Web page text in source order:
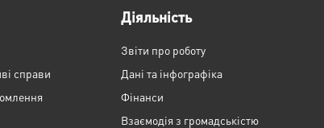
справи
Діяльність
Звіти про роботу
Дані та інфографіка
Фінанси
Взаємодія з громадськістю